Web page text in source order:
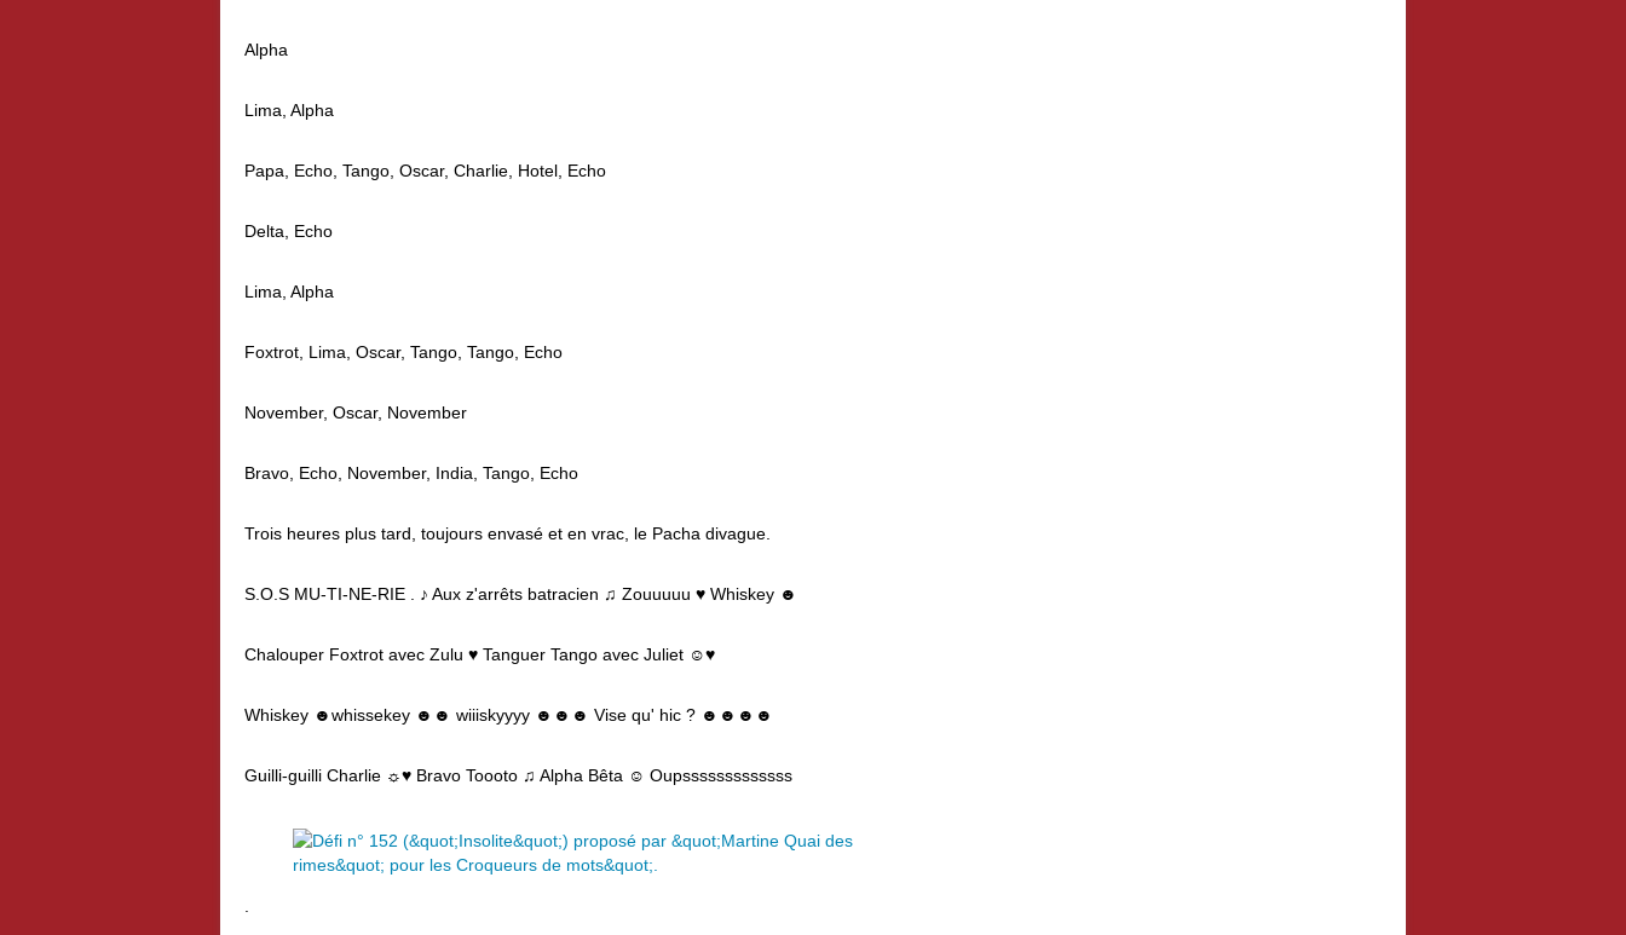
Alpha
Lima, Alpha
Papa, Echo, Tango, Oscar, Charlie, Hotel, Echo
Delta, Echo
Lima, Alpha
Foxtrot, Lima, Oscar, Tango, Tango, Echo
November, Oscar, November
Bravo, Echo, November, India, Tango, Echo
Trois heures plus tard, toujours envasé et en vrac, le Pacha divague.
S.O.S MU-TI-NE-RIE . ♪ Aux z'arrêts batracien ♫ Zouuuuu ♥ Whiskey ☻
Chalouper Foxtrot avec Zulu ♥ Tanguer Tango avec Juliet ☺♥
Whiskey ☻whissekey ☻☻ wiiiskyyyy ☻☻☻ Vise qu' hic ? ☻☻☻☻
Guilli-guilli Charlie ☼♥ Bravo Toooto ♫ Alpha Bêta ☺ Oupsssssssssssss